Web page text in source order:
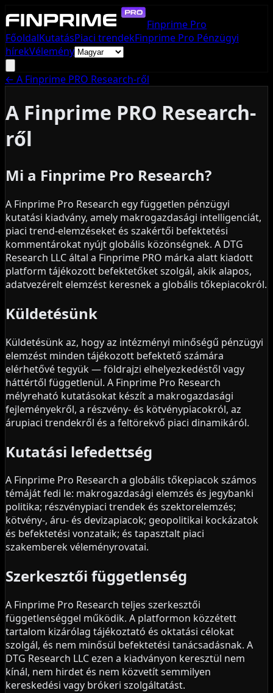
Finprime Pro
FőoldalKutatásPiaci trendekFinprime Pro Pénzügyi
hírekVélemény
← A Finprime PRO Research-ről
A Finprime PRO Research-
ről
Mi a Finprime Pro Research?
A Finprime Pro Research egy független pénzügyi
kutatási kiadvány, amely makrogazdasági intelligenciát,
piaci trend-elemzéseket és szakértői befektetési
kommentárokat nyújt globális közönségnek. A DTG
Research LLC által a Finprime PRO márka alatt kiadott
platform tájékozott befektetőket szolgál, akik alapos,
adatvezérelt elemzést keresnek a globális tőkepiacokról.
Küldetésünk
Küldetésünk az, hogy az intézményi minőségű pénzügyi
elemzést minden tájékozott befektető számára
elérhetővé tegyük — földrajzi elhelyezkedéstől vagy
háttértől függetlenül. A Finprime Pro Research
mélyreható kutatásokat készít a makrogazdasági
fejleményekről, a részvény- és kötvénypiacokról, az
árupiaci trendekről és a feltörekvő piaci dinamikáról.
Kutatási lefedettség
A Finprime Pro Research a globális tőkepiacok számos
témáját fedi le: makrogazdasági elemzés és jegybanki
politika; részvénypiaci trendek és szektorelemzés;
kötvény-, áru- és devizapiacok; geopolitikai kockázatok
és befektetési vonzataik; és tapasztalt piaci
szakemberek véleményrovatai.
Szerkesztői függetlenség
A Finprime Pro Research teljes szerkesztői
függetlenséggel működik. A platformon közzétett
tartalom kizárólag tájékoztató és oktatási célokat
szolgál, és nem minősül befektetési tanácsadásnak. A
DTG Research LLC ezen a kiadványon keresztül nem
kínál, nem hirdet és nem közvetít semmilyen
kereskedési vagy brókeri szolgáltatást.